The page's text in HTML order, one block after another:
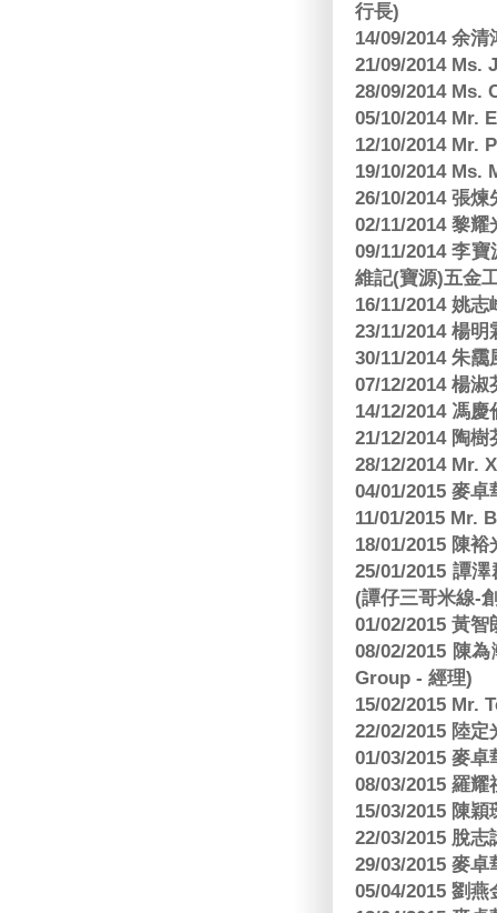
行長)
14/09/2014 余
21/09/2014 Ms.
28/09/2014 Ms.
05/10/2014 Mr.
12/10/2014 Mr.
19/10/2014 Ms.
26/10/2014 張
02/11/2014 黎
09/11/2014 李
維記(寶源)五金
16/11/2014 姚
23/11/2014 楊
30/11/2014 朱
07/12/2014 楊
14/12/2014 馮
21/12/2014 陶
28/12/2014 Mr.
04/01/2015 麥
11/01/2015 Mr.
18/01/2015 陳
25/01/2015 譚
(譚仔三哥米線-
01/02/2015 黃
08/02/2015 陳
Group - 經理)
15/02/2015 Mr.
22/02/2015 陸
01/03/2015 麥
08/03/2015 羅
15/03/2015 陳
22/03/2015 脫
29/03/2015 麥
05/04/2015 劉